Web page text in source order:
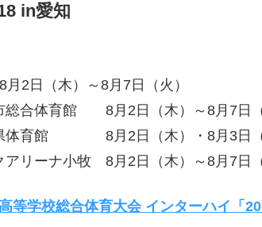
in愛知
2日（木）～8月7日（火）
合体育館 8月2日（木）～8月7日（
館 8月2日（木）・8月3日（
ナ小牧 8月2日（木）～8月7日（
等学校総合体育大会 インターハイ「